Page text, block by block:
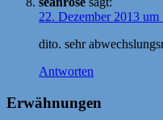
22. Dezember 2013
dito. sehr
Antworten
Erwähnungen